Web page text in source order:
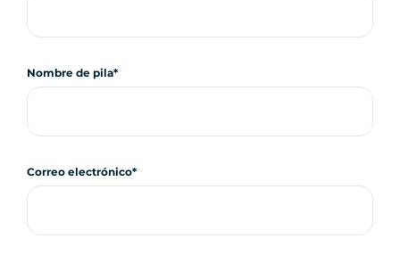
Nombre de pila
Correo electrónico